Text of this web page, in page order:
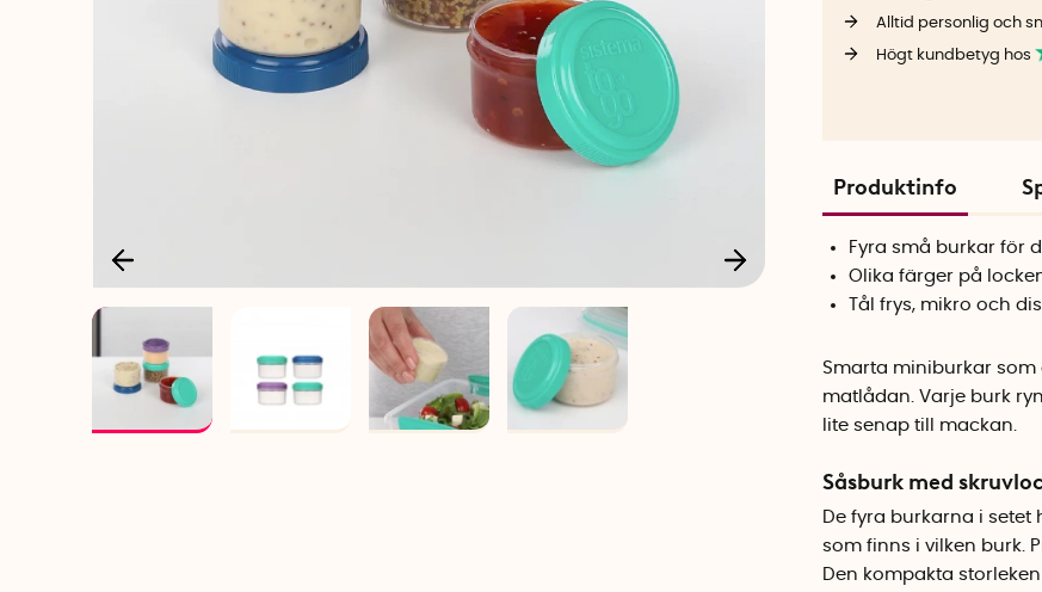
Alltid personlig och
Högt kundbetyg hos
Produktinfo
Fyra små burkar för
Olika färger på
Tål frys, mikro och
Smarta miniburkar som
matlådan. Varje burk
lite senap till mackan.
Såsburk med
De fyra burkarna i
som finns i vilken burk.
Den kompakta